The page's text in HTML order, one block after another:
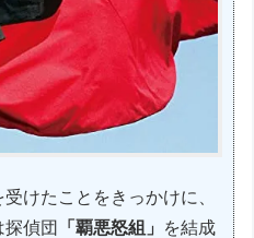
けたことをきっかけに、
偵団
「覇悪怒組」
を結成